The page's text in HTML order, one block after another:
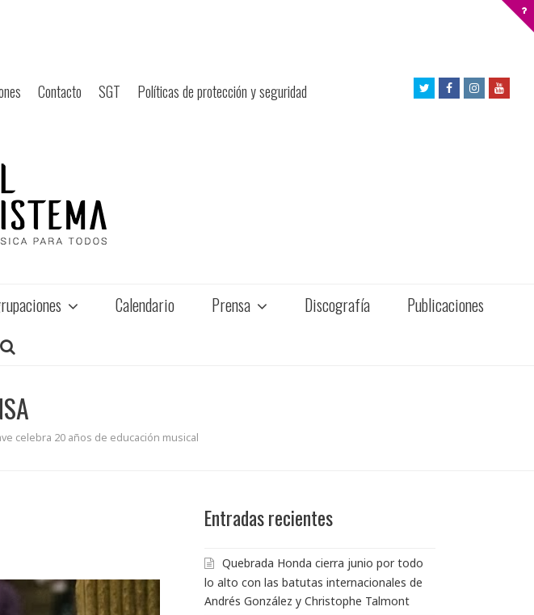
Contacto SGT Políticas de protección y seguridad
TwitterFacebookInstagram
Calendario Prensa Discografía Publicaciones
celebra 20 años de educación musical
Entradas recientes
Quebrada Honda cierra junio por todo
lo alto con las batutas internacionales de
Andrés González y Christophe Talmont